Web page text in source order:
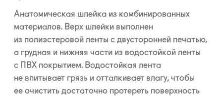
Анатомическая шлейка из комбинированных
материалов. Верх шлейки выполнен
из полиэстеровой ленты с двусторонней печатью,
а грудная и нижняя части из водостойкой ленты
с ПВХ покрытием. Водостойкая лента
не впитывает грязь и отталкивает влагу, чтобы
ее очистить достаточно протереть поверхность